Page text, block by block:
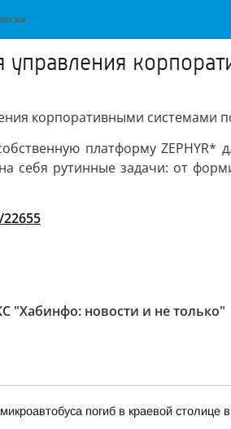
корпоративными системами
платформу
себя рутинные задачи: от
"Хабинфо: новости и не только"
погиб в краевой столице